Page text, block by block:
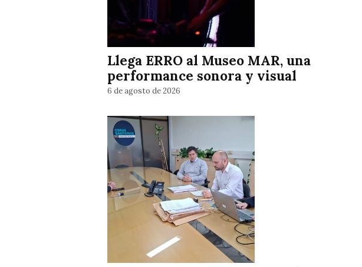
Llega ERRO al Museo MAR, una
performance sonora y visual
6 de agosto de 2026